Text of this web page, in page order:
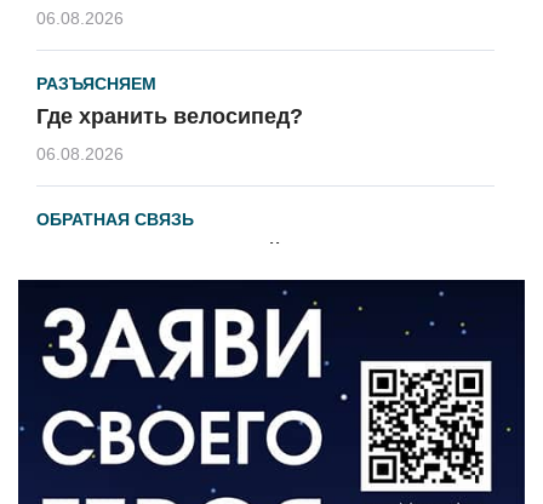
06.08.2026
РАЗЪЯСНЯЕМ
Где хранить велосипед?
06.08.2026
ОБРАТНАЯ СВЯЗЬ
Администрация онлайн
ВЛАСТЬ
День памяти и «Симфония народов»
06.08.2026